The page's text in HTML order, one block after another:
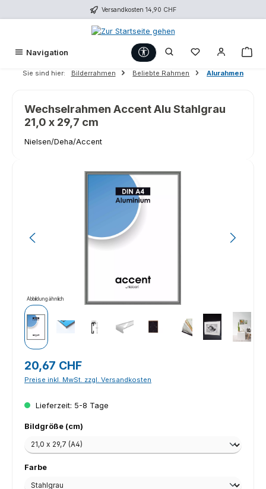
Zum Hauptinhalt springen Versandkosten 14,90 CHF
Navigation Werkzeugleiste anzeigen
Du hast 0
Sie sind hier: Bilderrahmen Beliebte Rahmen Alurahmen
Wechselrahmen Accent Alu Stahlgrau
21,0 x 29,7 cm
Nielsen/Deha/Accent
Abbildung ähnlich
Regulärer Preis:
20,67 CHF
Preise inkl. MwSt. zzgl. Versandkosten
Lieferzeit: 5-8 Tage
Bildgröße (cm)
Farbeauswählen